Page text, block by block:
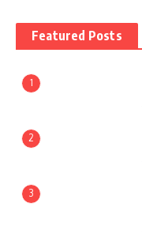
Featured Posts
1
2
3